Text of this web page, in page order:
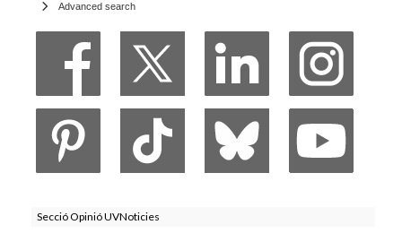
Advanced search
Secció Opinió UVNoticies